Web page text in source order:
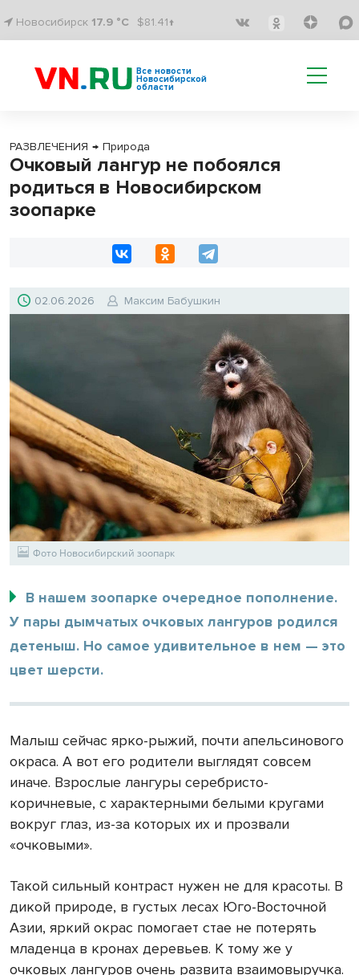
Новосибирск 17.9 °C $81.41↑
Все новости
Новосибирской
области
РАЗВЛЕЧЕНИЯ → Природа
Очковый лангур не побоялся
родиться в Новосибирском
зоопарке
02.06.2026 Максим Бабушкин
Фото Новосибирский зоопарк
В нашем зоопарке очередное пополнение.
У пары дымчатых очковых лангуров родился
детеныш. Но самое удивительное в нем — это
цвет шерсти.
Малыш сейчас ярко-рыжий, почти апельсинового
окраса. А вот его родители выглядят совсем
иначе. Взрослые лангуры серебристо-
коричневые, с характерными белыми кругами
вокруг глаз, из-за которых их и прозвали
«очковыми».
Такой сильный контраст нужен не для красоты. В
дикой природе, в густых лесах Юго-Восточной
Азии, яркий окрас помогает стае не потерять
младенца в кронах деревьев. К тому же у
очковых лангуров очень развита взаимовыручка.